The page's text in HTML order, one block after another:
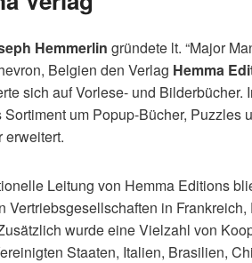
Hemmerlin gründete lt. “Major
Belgien den Verlag Hemma
sich auf Vorlese- und Bilderbücher.
Sortiment um Popup-Bücher, Puzzles
erweitert.
Leitung von Hemma Editions
Vertriebsgesellschaften in
wurde eine Vielzahl von
Staaten, Italien, Brasilien,